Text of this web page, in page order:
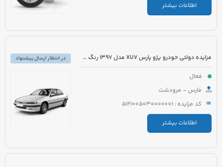
اطلاعات بیشتر
مزایده دولتی خودرو پژو پارس XU7 مدل 1397 رنگ سفید روغنی
فعال
فارس - مرودشت
کد مزایده : 5121005030000001
اطلاعات بیشتر
در انتظار ارسال پیشنهاد